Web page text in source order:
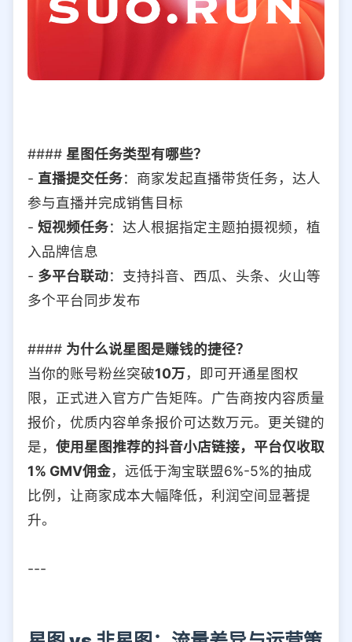
#### 星图任务类型有哪些？
- 直播提交任务：商家发起直播带货任务，达人
参与直播并完成销售目标
- 短视频任务：达人根据指定主题拍摄视频，植
入品牌信息
- 多平台联动：支持抖音、西瓜、头条、火山等
多个平台同步发布
#### 为什么说星图是赚钱的捷径？
当你的账号粉丝突破10万，即可开通星图权
限，正式进入官方广告矩阵。广告商按内容质量
报价，优质内容单条报价可达数万元。更关键的
是， 使用星图推荐的抖音小店链接，平台仅收取
1% GMV佣金，远低于淘宝联盟6%-5%的抽成
比例，让商家成本大幅降低，利润空间显著提
升。
---